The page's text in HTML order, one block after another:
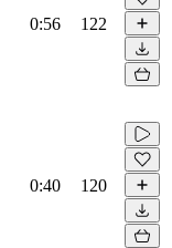
0:56 122
0:40 120